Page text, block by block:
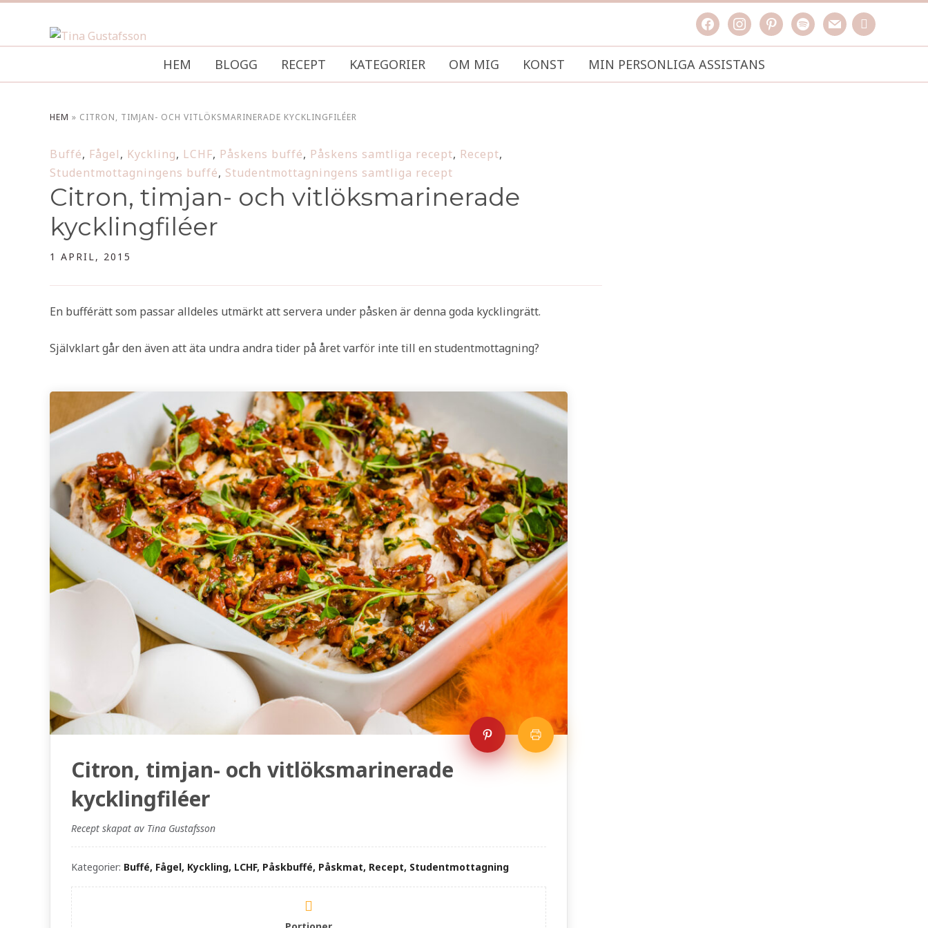
facebookinstagrampinterestspotifymail search
HEM BLOGG RECEPT KATEGORIER OM MIG KONST MIN PERSONLIGA ASSISTANS
HEM » CITRON, TIMJAN- OCH VITLÖKSMARINERADE KYCKLINGFILÉER
Buffé, Fågel, Kyckling, LCHF, Påskens buffé, Påskens samtliga recept, Recept,
Studentmottagningens buffé, Studentmottagningens samtliga recept
Citron, timjan- och vitlöksmarinerade
kycklingfiléer
1 APRIL, 2015
En bufférätt som passar alldeles utmärkt att servera under påsken är denna goda kycklingrätt.
Självklart går den även att äta undra andra tider på året varför inte till en studentmottagning?
Citron, timjan- och vitlöksmarinerade
kycklingfiléer
Recept skapat av Tina Gustafsson
Kategorier: Buffé, Fågel, Kyckling, LCHF, Påskbuffé, Påskmat, Recept, Studentmottagning